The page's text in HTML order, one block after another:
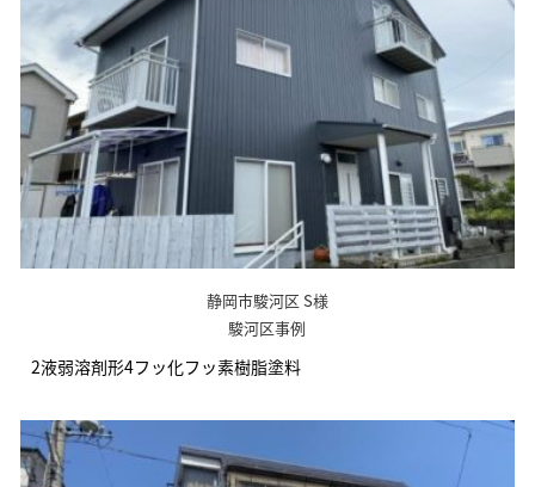
静岡市駿河区 S様
駿河区事例
2液弱溶剤形4フッ化フッ素樹脂塗料